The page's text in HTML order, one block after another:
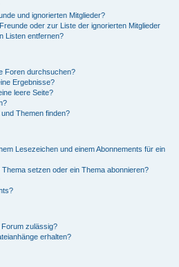
und ignorierten Mitglieder?
oder zur Liste der ignorierten Mitglieder
Listen entfernen?
Foren durchsuchen?
Ergebnisse?
leere Seite?
Themen finden?
Lesezeichen und einem Abonnements für ein
setzen oder ein Thema abonnieren?
zulässig?
erhalten?